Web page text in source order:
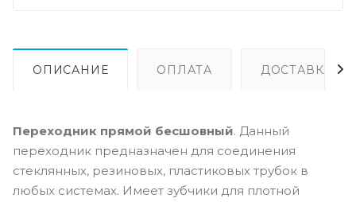
ОПИСАНИЕ ОПЛАТА ДОСТАВКА
Переходник прямой бесшовный. Данный
переходник предназначен для соединения
стеклянных, резиновых, пластиковых трубок в
любых системах. Имеет зубчики для плотной